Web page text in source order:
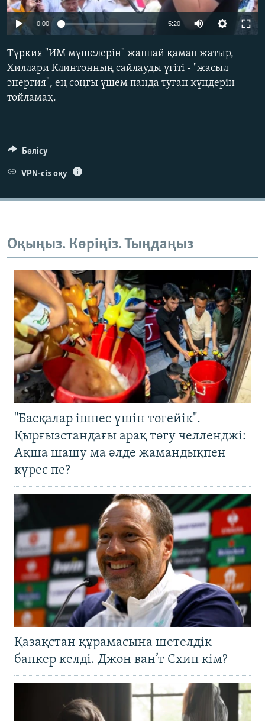
ЖАЗЫЛЫҢЫЗ
Басқа тілдерде
0:00 5:20
Түркия "ИМ мүшелерін" жаппай қамап жатыр,
Хиллари Клинтонның сайлауды үгіті - "жасыл
энергия", ең соңғы үшем панда туған күндерін
тойламақ.
Бөлісу
VPN-сіз оқу
Оқыңыз. Көріңіз. Тыңдаңыз
"Басқалар ішпес үшін төгейік".
Қырғызстандағы арақ төгу челленджі:
Ақша шашу ма әлде жамандықпен
күрес пе?
Қазақстан құрамасына шетелдік
бапкер келді. Джон ван’т Схип кім?